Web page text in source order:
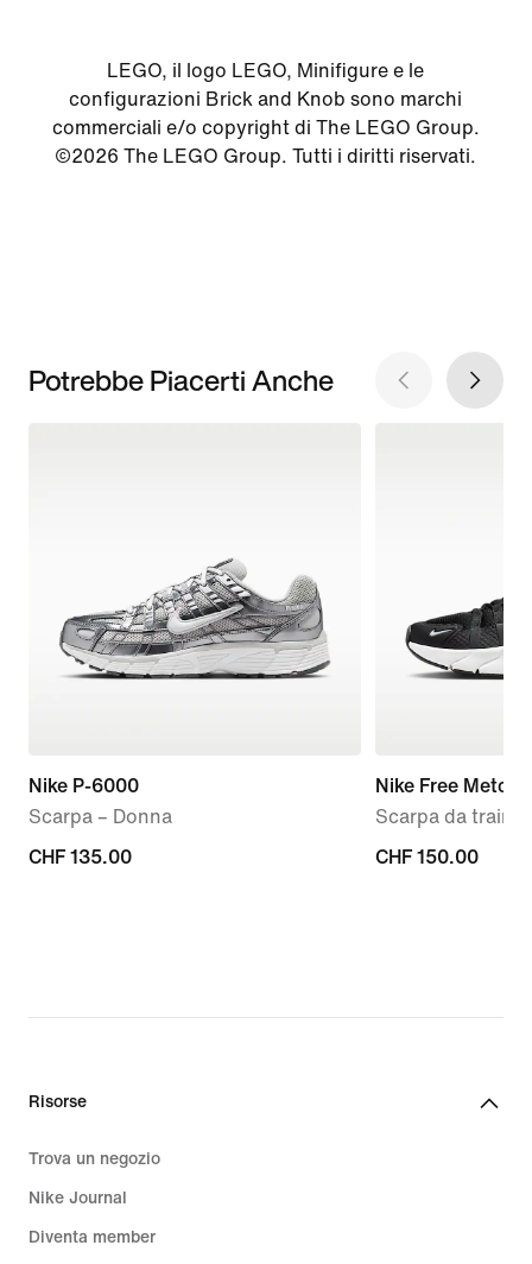
LEGO, il logo LEGO, Minifigure e le
configurazioni Brick and Knob sono marchi
commerciali e/o copyright di The LEGO Group.
©2026 The LEGO Group. Tutti i diritti riservati.
Potrebbe Piacerti Anche
Nike P-6000
Scarpa – Donna
CHF
CHF 135.00
Nike Free
Scarpa da
CHF
CHF 150.00
Risorse
Trova un negozio
Nike Journal
Diventa member